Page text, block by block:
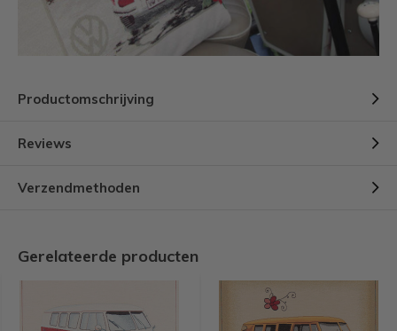
Productomschrijving
Reviews
Verzendmethoden
Gerelateerde producten